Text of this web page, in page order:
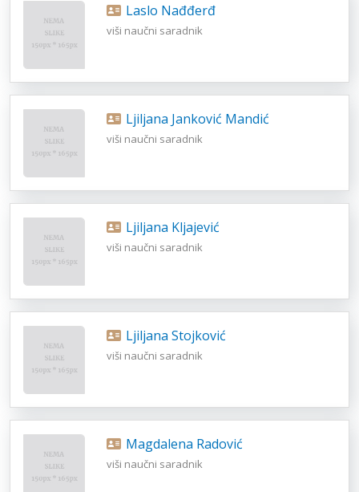
Laslo Nađđerđ
viši naučni saradnik
Ljiljana Janković Mandić
viši naučni saradnik
Ljiljana Kljajević
viši naučni saradnik
Ljiljana Stojković
viši naučni saradnik
Magdalena Radović
viši naučni saradnik